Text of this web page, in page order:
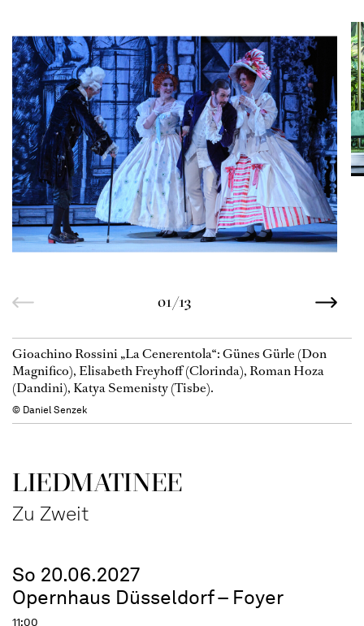
01/13
Gioachino Rossini „La Cenerentola“: Günes Gürle (Don
Magnifico), Elisabeth Freyhoff (Clorinda), Roman Hoza
(Dandini), Katya Semenisty (Tisbe).
© Daniel Senzek
LIEDMATINEE
Zu Zweit
So 20.06.2027
Opernhaus Düsseldorf – Foyer
11:00